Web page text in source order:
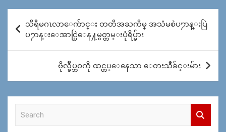
Post
navigation
သိရီမဂၤလာေက်ာင္း တတိအႀကိမ္ အသံမစဲပ႒ာန္းပြဲ
ပ႒ာန္းေအာင္ပြဲေန႔မွတ္တမ္းပုံရိပ္မ်ား
ဗိုလ္ခ်ဳပ္ဘဝကို ထင္ဟပ္ေနေသာ ေတးသီခ်င္းမ်ား